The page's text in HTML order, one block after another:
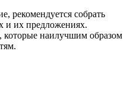
рекомендуется собрать
и их предложениях.
которые наилучшим образом